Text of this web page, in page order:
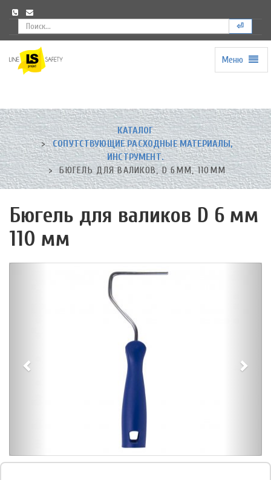
⏎
to
homepage
Меню
КАТАЛОГ
СОПУТСТВУЮЩИЕ РАСХОДНЫЕ МАТЕРИАЛЫ,
ИНСТРУМЕНТ.
БЮГЕЛЬ ДЛЯ ВАЛИКОВ, D 6ММ, 110ММ
Бюгель для валиков D 6 мм
110 мм